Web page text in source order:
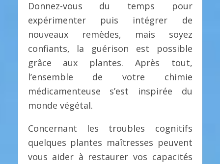
Donnez-vous du temps pour
expérimenter puis intégrer de
nouveaux remèdes, mais soyez
confiants, la guérison est possible
grâce aux plantes. Après tout,
l’ensemble de votre chimie
médicamenteuse s’est inspirée du
monde végétal.
Concernant les troubles cognitifs
quelques plantes maîtresses peuvent
vous aider à restaurer vos capacités